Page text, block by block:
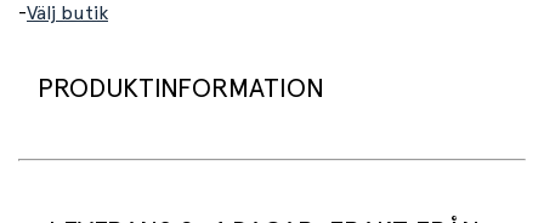
-Välj butik
PRODUKTINFORMATION
Superfin matlåda med motiv av en enhörning och